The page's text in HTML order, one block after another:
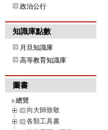
政治公行
知識庫點數
月旦知識庫
高等教育知識庫
圖書
總覽
向大師致敬
各類工具書